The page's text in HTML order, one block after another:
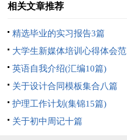
相关文章推荐
精选毕业的实习报告3篇
大学生新媒体培训心得体会范
文英语自我介绍(汇编10篇)
关于设计合同模板集合八篇
护理工作计划(集锦15篇)
关于初中周记十篇